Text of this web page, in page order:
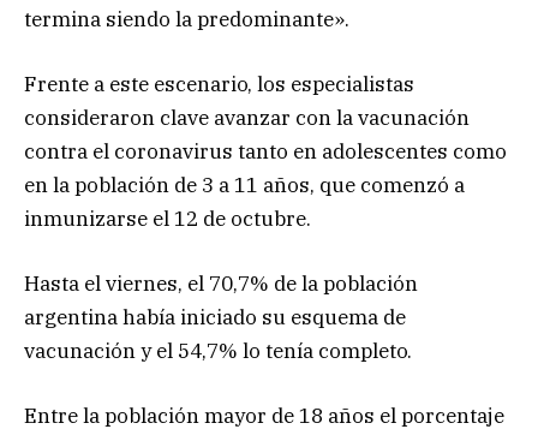
termina siendo la predominante».
Frente a este escenario, los especialistas
consideraron clave avanzar con la vacunación
contra el coronavirus tanto en adolescentes como
en la población de 3 a 11 años, que comenzó a
inmunizarse el 12 de octubre.
Hasta el viernes, el 70,7% de la población
argentina había iniciado su esquema de
vacunación y el 54,7% lo tenía completo.
Entre la población mayor de 18 años el porcentaje